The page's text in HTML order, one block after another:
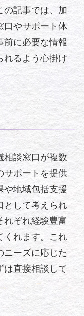
の記事では、加
口やサポート体
前に必要な情報
れるよう心掛け
相談窓口が複数
サポートを提供
や地域包括支援
として考えられ
れぞれ経験豊富
くれます。これ
ニーズに応じた
は直接相談して